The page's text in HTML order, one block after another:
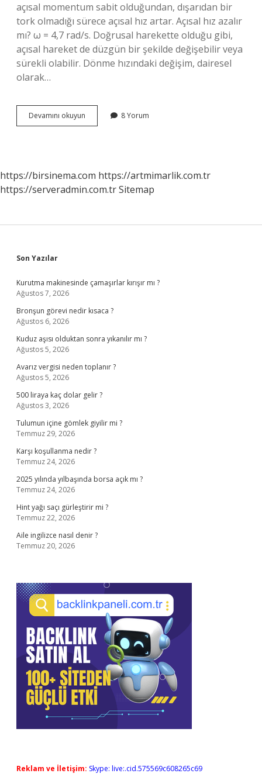
açısal momentum sabit olduğundan, dışarıdan bir
tork olmadığı sürece açısal hız artar. Açısal hız azalır
mı? ω = 4,7 rad/s. Doğrusal harekette olduğu gibi,
açısal hareket de düzgün bir şekilde değişebilir veya
sürekli olabilir. Dönme hızındaki değişim, dairesel
olarak…
Devamını okuyun
Hız
8 Yorum
https://birsinema.com https://artmimarlik.com.tr
https://serveradmin.com.trSitemap
Sidebar
Son Yazılar
Kurutma makinesinde çamaşırlar kırışır mı ?
Ağustos 7, 2026
Bronşun görevi nedir kısaca ?
Ağustos 6, 2026
Kuduz aşısı olduktan sonra yıkanılır mı ?
Ağustos 5, 2026
Avarız vergisi neden toplanır ?
Ağustos 5, 2026
500 liraya kaç dolar gelir ?
Ağustos 3, 2026
Tulumun içine gömlek giyilir mi ?
Temmuz 29, 2026
Karşı koşullanma nedir ?
Temmuz 24, 2026
2025 yılında yılbaşında borsa açık mı ?
Temmuz 24, 2026
Hint yağı saçı gürleştirir mi ?
Temmuz 22, 2026
Aile ingilizce nasıl denir ?
Temmuz 20, 2026
Reklam ve İletişim: Skype: live:.cid.575569c608265c69